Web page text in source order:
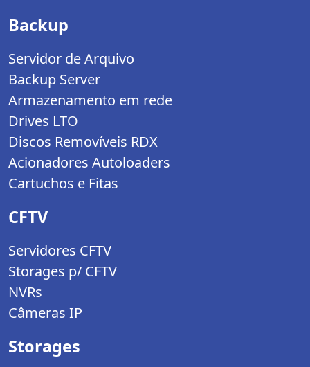
Backup
Servidor de Arquivo
Backup Server
Armazenamento em rede
Drives LTO
Discos Removíveis RDX
Acionadores Autoloaders
Cartuchos e Fitas
CFTV
Servidores CFTV
Storages p/ CFTV
NVRs
Câmeras IP
Storages